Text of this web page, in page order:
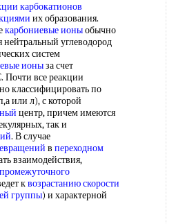
карбокатионов
их образования.
карбониевые ионыобычно
углеводород
систем
ионыза счет
все реакции
классифицировать по
или л), с которой
центр, причем имеются
так и
. В случае
в переходном
взаимодействия,
квозрастанию скорости
группы) и характерной